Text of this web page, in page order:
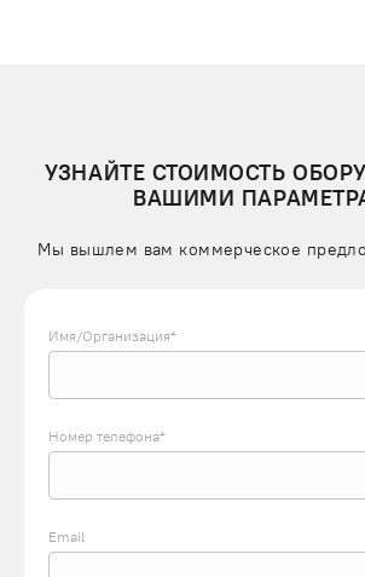
УЗНАЙТЕ СТОИМОСТЬ
ВАШИМИ
Мы вышлем вам коммерческое
Имя/Организация*
Номер телефона*
Email